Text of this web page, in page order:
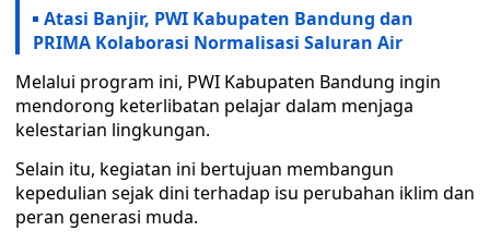
Atasi Banjir, PWI Kabupaten Bandung dan
PRIMA Kolaborasi Normalisasi Saluran Air
Melalui program ini, PWI Kabupaten Bandung ingin
mendorong keterlibatan pelajar dalam menjaga
kelestarian lingkungan.
Selain itu, kegiatan ini bertujuan membangun
kepedulian sejak dini terhadap isu perubahan iklim dan
peran generasi muda.